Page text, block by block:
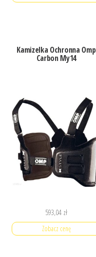
Kamizelka Ochronna Omp
Carbon My14
593,04 zł
Zobacz cenę